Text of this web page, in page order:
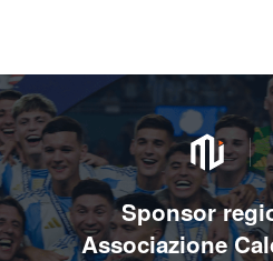
Sponsor
Associazione